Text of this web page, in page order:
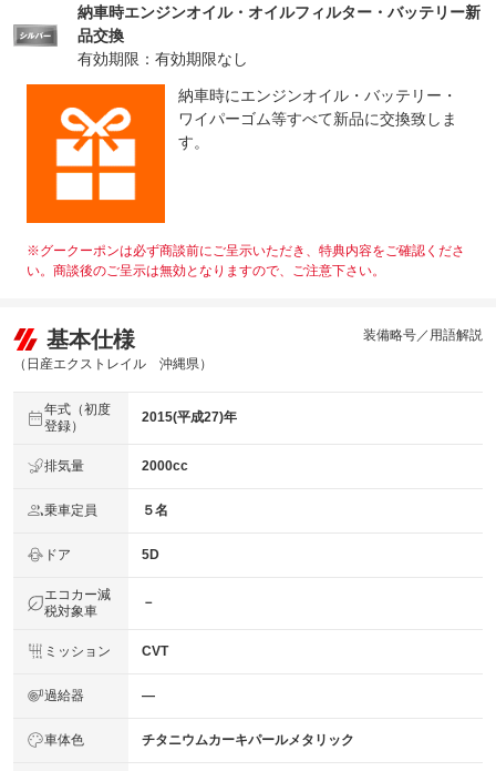
納車時エンジンオイル・オイルフィルター・バッテリー新
品交換
有効期限：有効期限なし
納車時にエンジンオイル・バッテリー・
ワイパーゴム等すべて新品に交換致しま
す。
※グークーポンは必ず商談前にご呈示いただき、特典内容をご確認くださ
い。商談後のご呈示は無効となりますので、ご注意下さい。
基本仕様
（日産エクストレイル 沖縄県）
装備略号／用語解説
年式（初度
登録）
2015(平成27)年
排気量 2000cc
乗車定員 ５名
ドア 5D
エコカー減
税対象車
－
ミッション CVT
過給器 ―
車体色 チタニウムカーキパールメタリック